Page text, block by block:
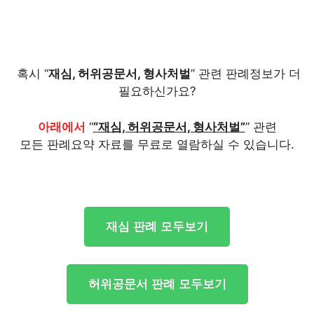
혹시 “재심, 허위공문서, 형사처벌” 관련 판례정보가 더
필요하신가요?
아래에서 ““재심, 허위공문서, 형사처벌”” 관련
모든 판례요약 자료를 무료로 열람하실 수 있습니다.
재심 판례 모두보기
허위공문서 판례 모두보기